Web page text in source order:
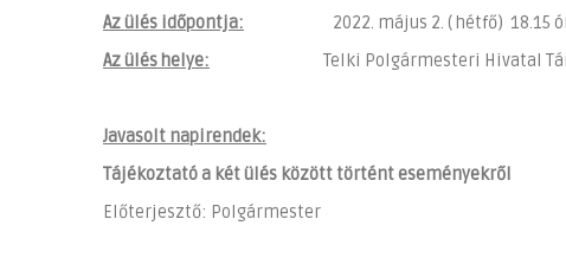
Az ülés időpontja: 2022. május 2. ( hétfő) 18.15
Az ülés helye: Telki Polgármesteri Hivatal
Javasolt napirendek:
Tájékoztató a két ülés között történt eseményekről
Előterjesztő: Polgármester